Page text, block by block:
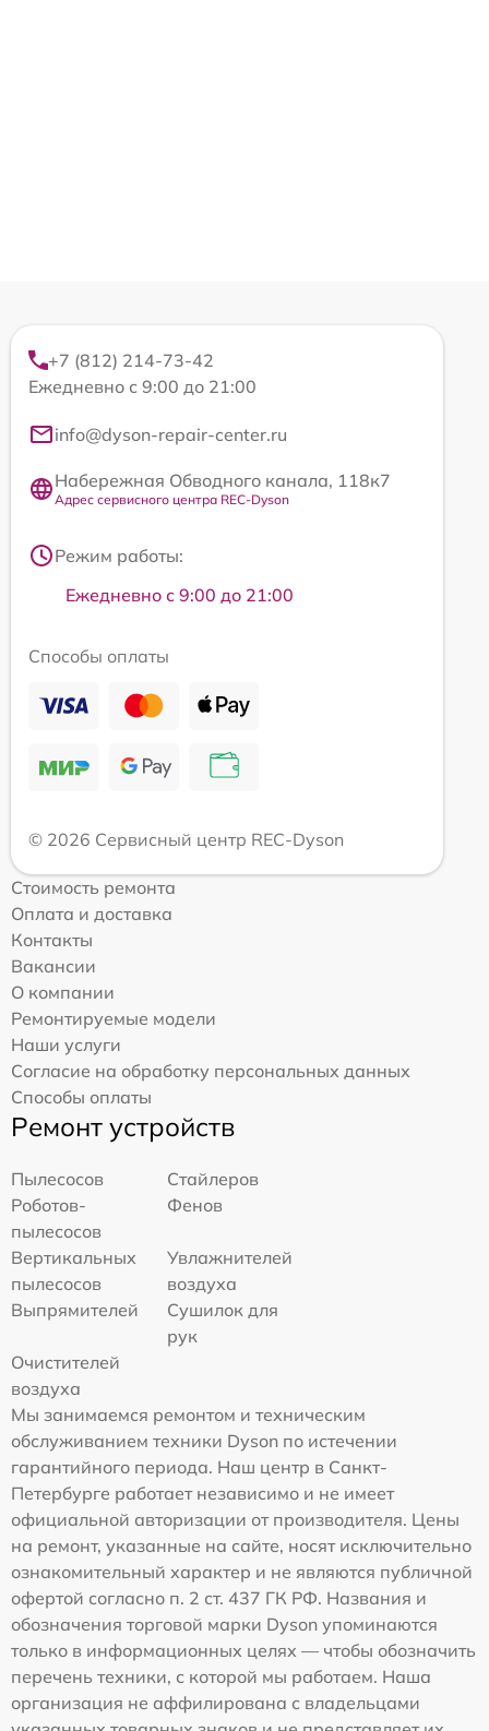
+7 (812) 214-73-42
Ежедневно с 9:00 до 21:00
info@dyson-repair-center.ru
Набережная Обводного канала, 118к7
Адрес сервисного центра REC-Dyson
Режим работы:
Ежедневно с 9:00 до 21:00
Способы оплаты
© 2026 Сервисный центр REC-Dyson
Стоимость ремонта
Оплата и доставка
Контакты
Вакансии
О компании
Ремонтируемые модели
Наши услуги
Согласие на обработку персональных данных
Способы оплаты
Ремонт устройств
Пылесосов
Стайлеров
Роботов-
пылесосов
Фенов
Вертикальных
пылесосов
Увлажнителей
воздуха
Выпрямителей
Сушилок для
рук
Очистителей
воздуха
Мы занимаемся ремонтом и техническим
обслуживанием техники Dyson по истечении
гарантийного периода. Наш центр в Санкт-
Петербурге работает независимо и не имеет
официальной авторизации от производителя. Цены
на ремонт, указанные на сайте, носят исключительно
ознакомительный характер и не являются публичной
офертой согласно п. 2 ст. 437 ГК РФ. Названия и
обозначения торговой марки Dyson упоминаются
только в информационных целях — чтобы обозначить
перечень техники, с которой мы работаем. Наша
организация не аффилирована с владельцами